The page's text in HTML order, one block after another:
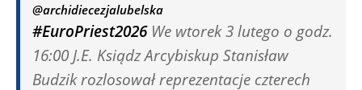
@archidiecezjalubelska
#EuroPriest2026We wtorek 3 lutego o godz.
16:00 J.E. Ksiądz Arcybiskup Stanisław
Budzik rozlosował reprezentacje czterech